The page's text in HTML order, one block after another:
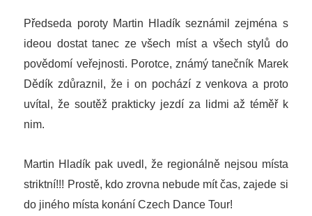
Předseda poroty Martin Hladík seznámil zejména s
ideou dostat tanec ze všech míst a všech stylů do
povědomí veřejnosti. Porotce, známý tanečník Marek
Dědík zdůraznil, že i on pochází z venkova a proto
uvítal, že soutěž prakticky jezdí za lidmi až téměř k
nim.
Martin Hladík pak uvedl, že regionálně nejsou místa
striktní!!! Prostě, kdo zrovna nebude mít čas, zajede si
do jiného místa konání Czech Dance Tour!